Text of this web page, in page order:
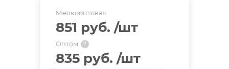
Мелкооптовая
851 руб. /шт
Оптом ?
835 руб. /шт